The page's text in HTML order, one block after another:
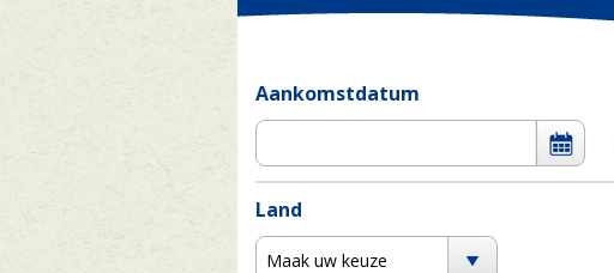
Aankomstdatum
Land
Maak uw keuze